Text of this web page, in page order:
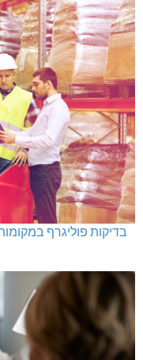
בדיקות פוליגרף